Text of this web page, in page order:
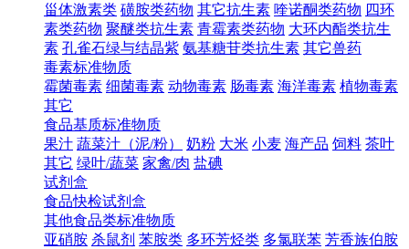
甾体激素类 磺胺类药物 其它抗生素 喹诺酮类药物 四环
素类药物 聚醚类抗生素 青霉素类药物 大环内酯类抗生
素 孔雀石绿与结晶紫 氨基糖苷类抗生素 其它兽药
毒素标准物质
霉菌毒素 细菌毒素 动物毒素 肠毒素 海洋毒素 植物毒素
其它
食品基质标准物质
果汁 蔬菜汁（泥/粉） 奶粉 大米 小麦 海产品 饲料 茶叶
其它 绿叶/蔬菜 家禽/肉 盐碘
试剂盒
食品快检试剂盒
其他食品类标准物质
亚硝胺 杀鼠剂 苯胺类 多环芳烃类 多氯联苯 芳香族伯胺